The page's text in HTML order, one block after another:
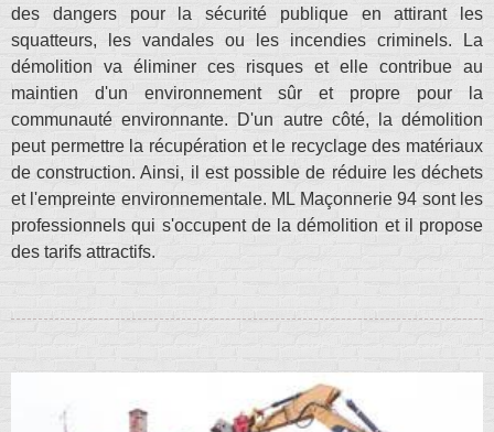
des dangers pour la sécurité publique en attirant les
squatteurs, les vandales ou les incendies criminels. La
démolition va éliminer ces risques et elle contribue au
maintien d'un environnement sûr et propre pour la
communauté environnante. D'un autre côté, la démolition
peut permettre la récupération et le recyclage des matériaux
de construction. Ainsi, il est possible de réduire les déchets
et l'empreinte environnementale. ML Maçonnerie 94 sont les
professionnels qui s'occupent de la démolition et il propose
des tarifs attractifs.